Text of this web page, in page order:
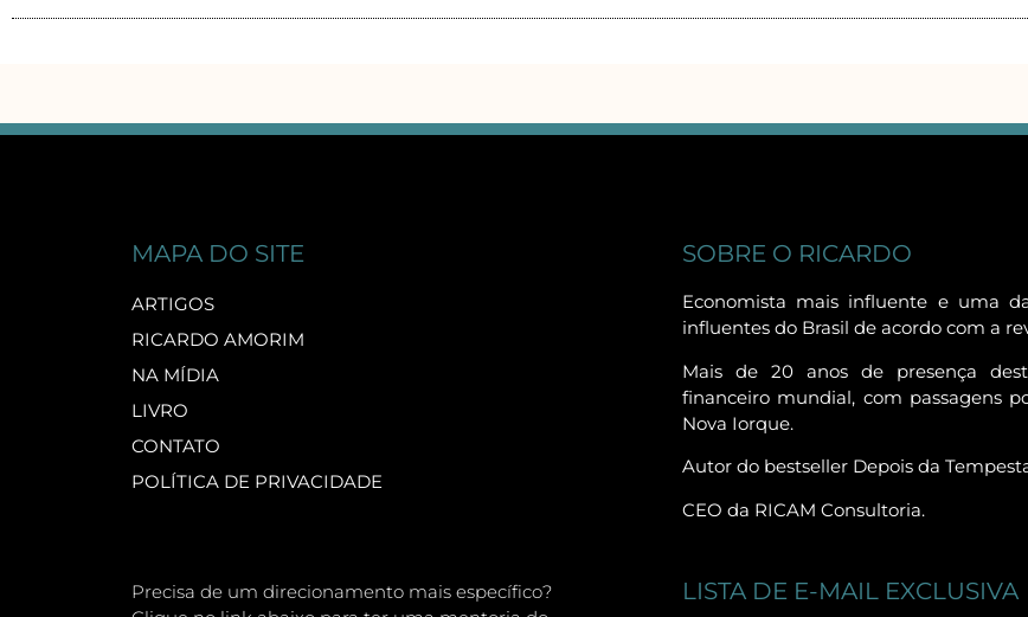
MAPA DO SITE
ARTIGOS
RICARDO AMORIM
NA MÍDIA
LIVRO
CONTATO
POLÍTICA DE PRIVACIDADE
SOBRE O RICARDO
Economista mais influente e uma
influentes do Brasil de acordo com a
Mais de 20 anos de presença
financeiro mundial, com passagens
Nova Iorque.
Autor do bestseller Depois da
CEO da RICAM Consultoria.
Precisa de um direcionamento mais específico?
LISTA DE E-MAIL EXCLUSIVA